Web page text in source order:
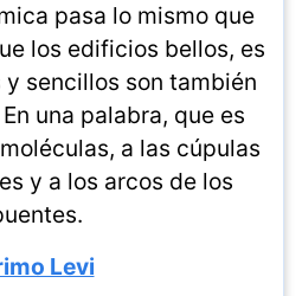
pasa lo mismo que
los edificios bellos, es
sencillos son también
una palabra, que es
a las cúpulas
y a los arcos de los
Levi